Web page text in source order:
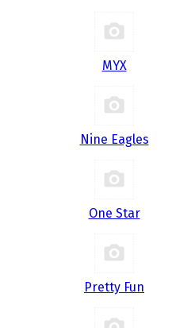
MYX
Nine Eagles
One Star
Pretty Fun